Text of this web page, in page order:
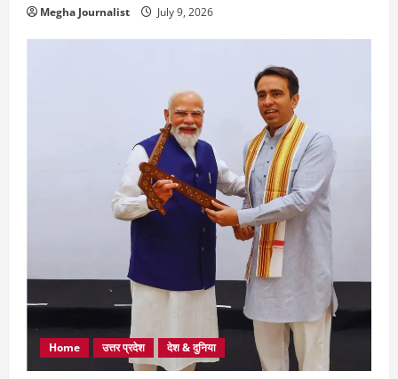
Megha Journalist July 9, 2026
Home उत्तर प्रदेश देश & दुनिया